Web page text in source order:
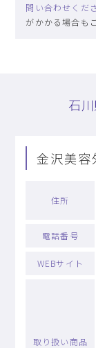
問い合わせくだ
がかかる場合も
石
金沢美容
住所
電話番号
WEBサイト
取り扱い商品